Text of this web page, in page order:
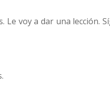
Le voy a dar una lección.